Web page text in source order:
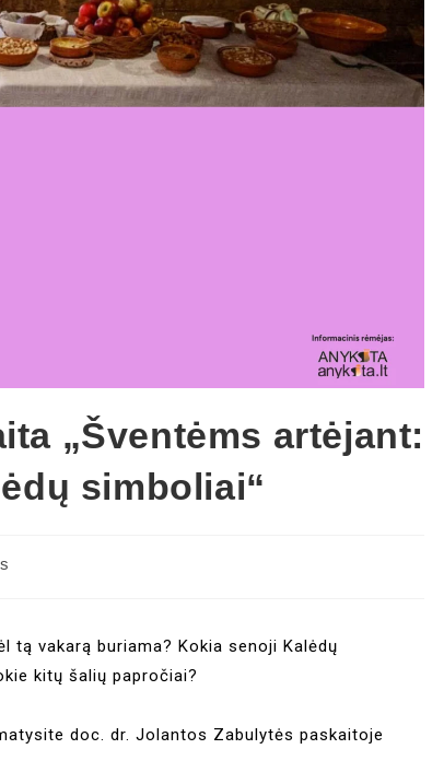
„Šventėms artėjant:
simboliai“
tą vakarą buriama? Kokia senoji Kalėdų
kitų šalių papročiai?
doc. dr. Jolantos Zabulytės paskaitoje